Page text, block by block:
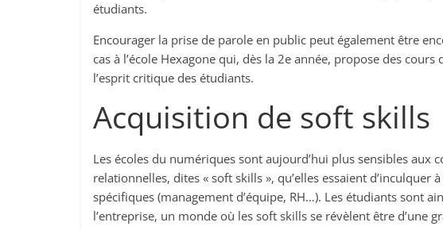
étudiants.
Encourager la prise de parole en public peut également être
cas à l’école Hexagone qui, dès la 2e année, propose des
l’esprit critique des étudiants.
Acquisition de soft skills
Les écoles du numériques sont aujourd’hui plus sensibles aux
relationnelles, dites « soft skills », qu’elles essaient d’inculquer
spécifiques (management d’équipe, RH…). Les étudiants sont
l’entreprise, un monde où les soft skills se révèlent être d’une